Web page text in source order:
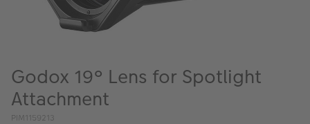
KIKKERTER
ALBUM
Kampanjer
Godox 19° Lens for Spotlight
Attachment
PIM1159213